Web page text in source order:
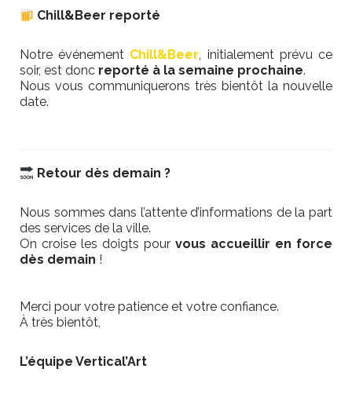
Chill&Beer reporté
Notre événement Chill&Beer, initialement prévu ce
soir, est donc reporté à la semaine prochaine.
Nous vous communiquerons très bientôt la nouvelle
date.
Retour dès demain ?
Nous sommes dans l’attente d’informations de la part
des services de la ville.
On croise les doigts pour vous accueillir en force
dès demain !
Merci pour votre patience et votre confiance.
À très bientôt,
L’équipe Vertical’Art